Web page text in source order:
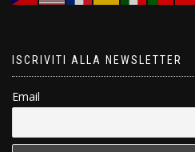
ISCRIVITI ALLA NEWSLETTER
Email